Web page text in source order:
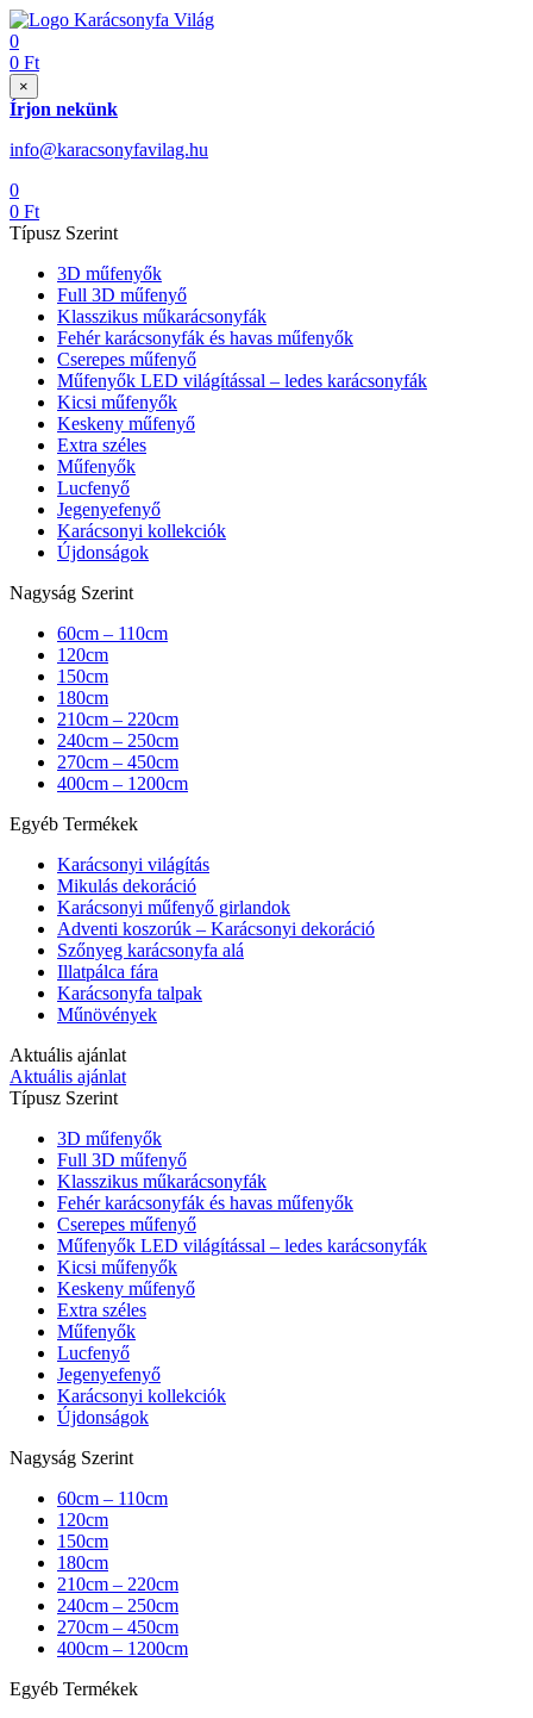
0
0 Ft
×
Írjon nekünk
info@karacsonyfavilag.hu
0
0 Ft
Típusz Szerint
3D műfenyők
Full 3D műfenyő
Klasszikus műkarácsonyfák
Fehér karácsonyfák és havas műfenyők
Cserepes műfenyő
Műfenyők LED világítással – ledes karácsonyfák
Kicsi műfenyők
Keskeny műfenyő
Extra széles
Műfenyők
Lucfenyő
Jegenyefenyő
Karácsonyi kollekciók
Újdonságok
Nagyság Szerint
60cm – 110cm
120cm
150cm
180cm
210cm – 220cm
240cm – 250cm
270cm – 450cm
400cm – 1200cm
Egyéb Termékek
Karácsonyi világítás
Mikulás dekoráció
Karácsonyi műfenyő girlandok
Adventi koszorúk – Karácsonyi dekoráció
Szőnyeg karácsonyfa alá
Illatpálca fára
Karácsonyfa talpak
Műnövények
Aktuális ajánlat
Aktuális ajánlat
Típusz Szerint
3D műfenyők
Full 3D műfenyő
Klasszikus műkarácsonyfák
Fehér karácsonyfák és havas műfenyők
Cserepes műfenyő
Műfenyők LED világítással – ledes karácsonyfák
Kicsi műfenyők
Keskeny műfenyő
Extra széles
Műfenyők
Lucfenyő
Jegenyefenyő
Karácsonyi kollekciók
Újdonságok
Nagyság Szerint
60cm – 110cm
120cm
150cm
180cm
210cm – 220cm
240cm – 250cm
270cm – 450cm
400cm – 1200cm
Egyéb Termékek